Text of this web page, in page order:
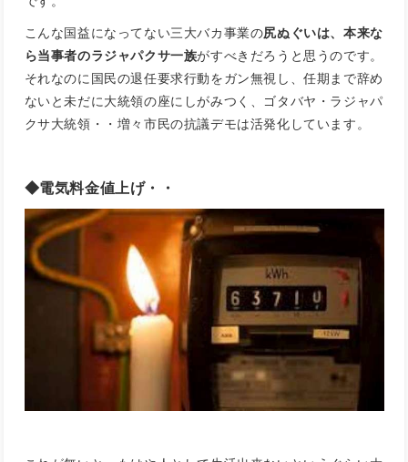
こんな国益になってない三大バカ事業の尻ぬぐいは、本来な
ら当事者のラジャパクサ一族がすべきだろうと思うのです。
それなのに国民の退任要求行動をガン無視し、任期まで辞め
ないと未だに大統領の座にしがみつく、ゴタバヤ・ラジャパ
クサ大統領・・増々市民の抗議デモは活発化しています。
◆電気料金値上げ・・